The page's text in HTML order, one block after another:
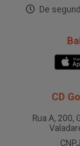
De
CD
Rua A, 200,